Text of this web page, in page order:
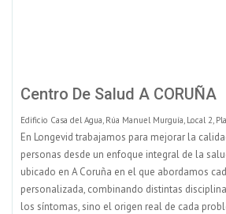
Centro De Salud A CORUÑA
Edificio Casa del Agua, Rúa Manuel Murguía, Local 2,
En Longevid trabajamos para mejorar la
personas desde un enfoque integral de la
ubicado en A Coruña en el que abordamos
personalizada, combinando distintas
los síntomas, sino el origen real de cada